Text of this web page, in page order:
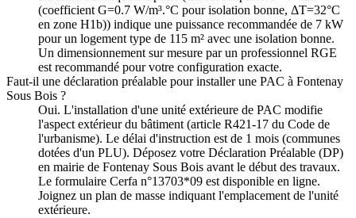
(coefficient G=0.7 W/m³.°C pour isolation bonne, ΔT=32°C
en zone H1b)) indique une puissance recommandée de 7 kW
pour un logement type de 115 m² avec une isolation bonne.
Un dimensionnement sur mesure par un professionnel RGE
est recommandé pour votre configuration exacte.
Faut-il une déclaration préalable pour installer une PAC à Fontenay
Sous Bois ?
Oui. L'installation d'une unité extérieure de PAC modifie
l'aspect extérieur du bâtiment (article R421-17 du Code de
l'urbanisme). Le délai d'instruction est de 1 mois (communes
dotées d'un PLU). Déposez votre Déclaration Préalable (DP)
en mairie de Fontenay Sous Bois avant le début des travaux.
Le formulaire Cerfa n°13703*09 est disponible en ligne.
Joignez un plan de masse indiquant l'emplacement de l'unité
extérieure.